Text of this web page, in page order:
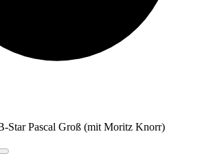
Star Pascal Groß (mit Moritz Knorr)